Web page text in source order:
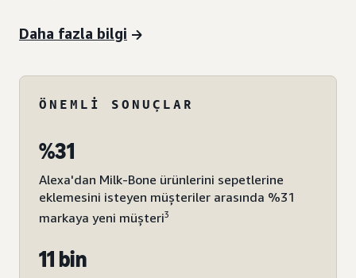
Daha fazla bilgi
ÖNEMLI SONUÇLAR
%31
Alexa'dan Milk-Bone ürünlerini sepetlerine
eklemesini isteyen müşteriler arasında %31
markaya yeni müşteri3
11 bin